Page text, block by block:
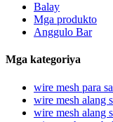
Balay
Mga produkto
Anggulo Bar
Mga kategoriya
wire mesh para
wire mesh alang
wire mesh alang